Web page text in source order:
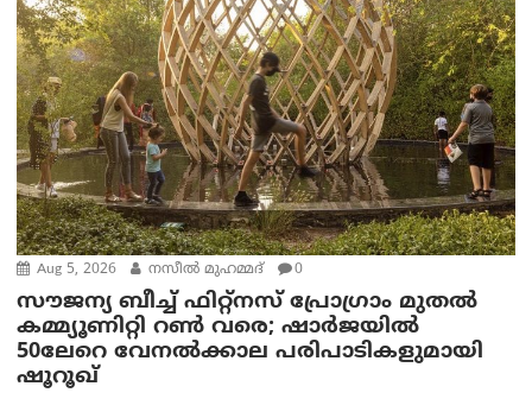
Aug 5, 2026 നസീല്‍ മുഹമ്മദ് 0
സൗജന്യ ബീച്ച് ഫിറ്റ്നസ് പ്രോ​ഗ്രാം മുതൽ
കമ്മ്യൂണിറ്റി റൺ വരെ; ഷാർജയിൽ
50ലേറെ വേനൽക്കാല പരിപാടികളുമായി
ഷൂറൂഖ്